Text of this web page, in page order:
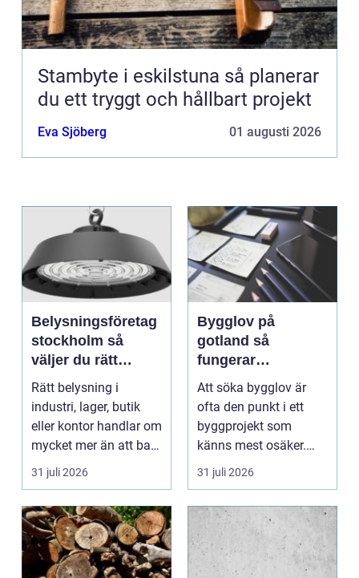
Stambyte i eskilstuna så planerar
du ett tryggt och hållbart projekt
Eva Sjöberg 01 augusti 2026
Belysningsföretag
stockholm så
väljer du rätt
partner för
professionell
ljussättning
Rätt belysning i
industri, lager, butik
eller kontor handlar om
mycket mer än att bara
få det ljust....
31 juli 2026
Bygglov på
gotland så
fungerar
processen från idé
till godkänt beslut
Att söka bygglov är
ofta den punkt i ett
byggprojekt som
känns mest osäker.
Frågorna hopar sig:
vilk...
31 juli 2026